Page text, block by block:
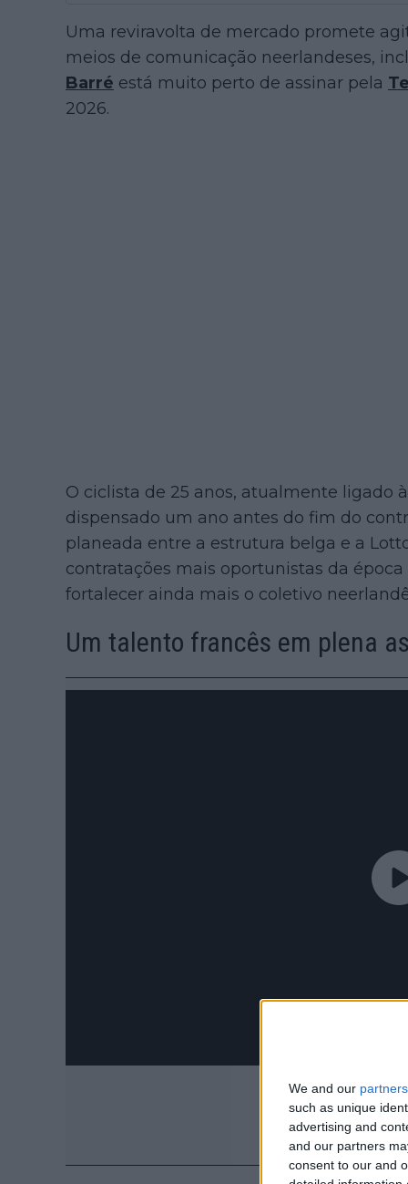
We and our partners
such as unique
advertising and
and our partners
consent to our and
Uma reviravolta de mercado promete
meios de comunicação neerlandeses,
Barré está muito perto de assinar pela
2026.
O ciclista de 25 anos, atualmente ligado
dispensado um ano antes do fim do
planeada entre a estrutura belga e a
contratações mais oportunistas da
fortalecer ainda mais o coletivo
Um talento francês em plena